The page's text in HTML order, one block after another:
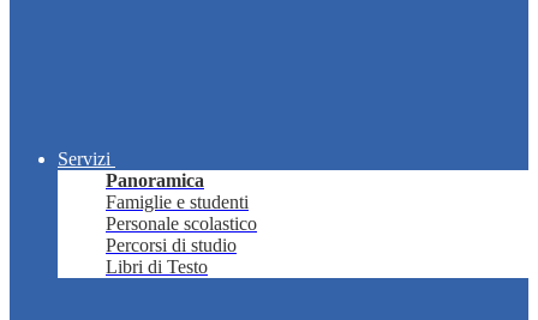
Servizi
Panoramica
Famiglie e studenti
Personale scolastico
Percorsi di studio
Libri di Testo